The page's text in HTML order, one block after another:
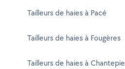
Tailleurs de haies à Pacé
Tailleurs de haies à Fougères
Tailleurs de haies à Chantepie